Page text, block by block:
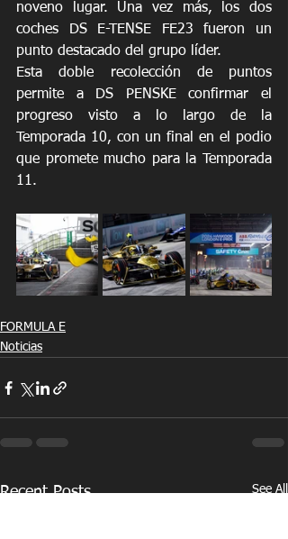
noveno lugar. Una vez más, los dos
coches DS E-TENSE FE23 fueron un
punto destacado del grupo líder.
Esta doble recolección de puntos
permite a DS PENSKE confirmar el
progreso visto a lo largo de la
Temporada 10, con un final en el podio
que promete mucho para la Temporada
11.
FORMULA E
Noticias
Recent Posts See All